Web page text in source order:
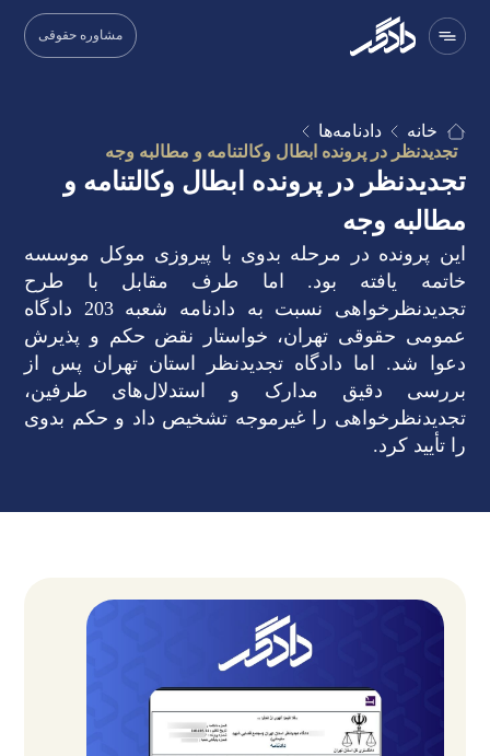
مشاوره حقوقی
خانه
دادنامه‌ها
تجدیدنظر در پرونده ابطال وکالتنامه و مطالبه وجه
تجدیدنظر در پرونده ابطال وکالتنامه و
مطالبه وجه
این پرونده در مرحله بدوی با پیروزی موکل موسسه
خاتمه یافته بود. اما طرف مقابل با طرح
تجدیدنظرخواهی نسبت به دادنامه شعبه 203 دادگاه
عمومی حقوقی تهران، خواستار نقض حکم و پذیرش
دعوا شد. اما دادگاه تجدیدنظر استان تهران پس از
بررسی دقیق مدارک و استدلال‌های طرفین،
تجدیدنظرخواهی را غیرموجه تشخیص داد و حکم بدوی
را تأیید کرد.